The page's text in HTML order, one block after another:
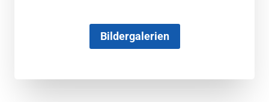
Bildergalerien